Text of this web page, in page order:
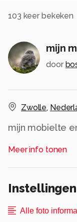
103 keer bekeken
mijn
door
Zwolle,
mijn mobielte
Alle rechten
Meer info tonen
Instellingen
Alle foto